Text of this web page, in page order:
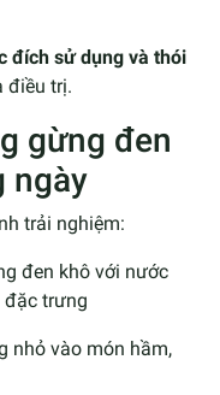
đích sử dụng và thói
điều trị.
gừng đen
ngày
trải nghiệm:
đen khô với nước
trưng
nhỏ vào món hầm,